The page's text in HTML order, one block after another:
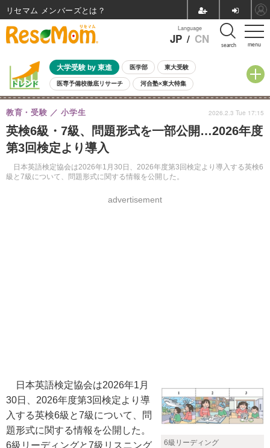
menu
Language
JP / CN search
大学受験 by 東進 医学部 東大受験
医専予備校徹底リサーチ 河合塾×東大特集
親子で考える大学選び 高校受験 中学受験 小学校受験
共通テスト 夏休み
8月開催イベント・WS 全国公立高校 過去問 人気記事
自由研究教材（小学生向け）
英検6級・7級、問題形式を一部公開…2026年度
第3回検定より導入
日本英語検定協会は2026年1月30日、2026年度第3回検定より導入する英検6
級と7級について、問題形式に関する情報を公開した。
教育・受験 小学生
advertisement
2026.2.3 Tue 17:15
6級リーディング
日本英語検定協会は2026年1月
30日、2026年度第3回検定より導
入する英検6級と7級について、問
題形式に関する情報を公開した。
6級リーディングと7級リスニング
リセマム メンバーズ